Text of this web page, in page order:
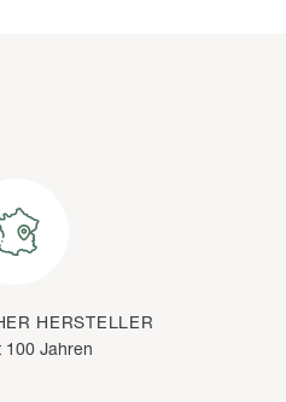
HERSTELLER
100 Jahren